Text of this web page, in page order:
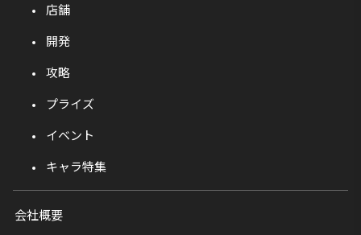
店舗
開発
攻略
プライズ
イベント
キャラ特集
会社概要